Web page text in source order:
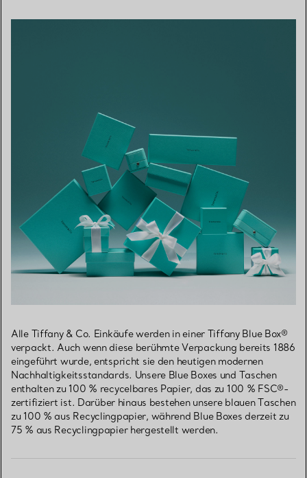
Alle Tiffany & Co. Einkäufe werden in einer Tiffany Blue Box®
verpackt. Auch wenn diese berühmte Verpackung bereits 1886
eingeführt wurde, entspricht sie den heutigen modernen
Nachhaltigkeitsstandards. Unsere Blue Boxes und Taschen
enthalten zu 100 % recycelbares Papier, das zu 100 % FSC®-
zertifiziert ist. Darüber hinaus bestehen unsere blauen Taschen
zu 100 % aus Recyclingpapier, während Blue Boxes derzeit zu
75 % aus Recyclingpapier hergestellt werden.